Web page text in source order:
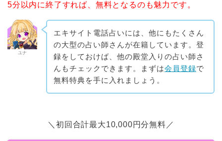
5分以内に終了すれば、無料となるのも魅力です。
ユナ
エキサイト電話占いには、他にもたくさん
の大型の占い師さんが在籍しています。登
録をしておけば、他の殿堂入りの占い師さ
んもチェックできます。まずは会員登録で
無料特典を手に入れましょう。
＼初回合計最大10,000円分無料／